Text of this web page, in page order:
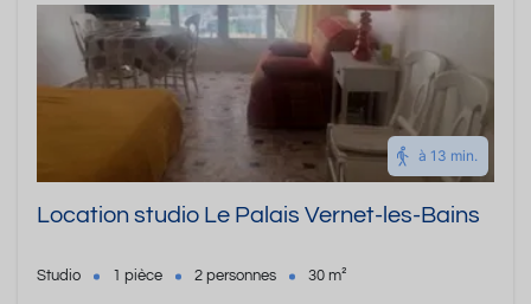
à 13 min.
Location studio Le Palais Vernet-les-Bains
Studio 1 pièce 2 personnes 30 m²